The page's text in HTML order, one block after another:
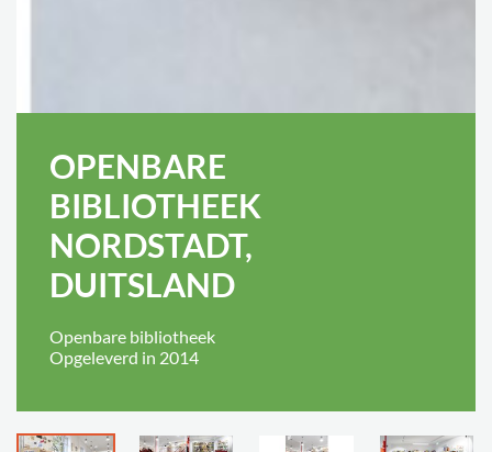
OPENBARE
BIBLIOTHEEK
NORDSTADT,
DUITSLAND
Openbare bibliotheek
Opgeleverd in 2014